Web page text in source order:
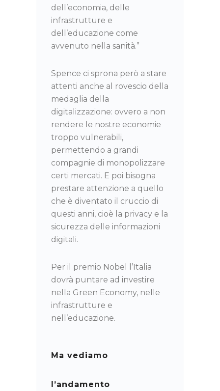
dell’economia, delle
infrastrutture e
dell’educazione come
avvenuto nella sanità.”
Spence ci sprona però a stare
attenti anche al rovescio della
medaglia della
digitalizzazione: ovvero a non
rendere le nostre economie
troppo vulnerabili,
permettendo a grandi
compagnie di monopolizzare
certi mercati. E poi bisogna
prestare attenzione a quello
che è diventato il cruccio di
questi anni, cioè la privacy e la
sicurezza delle informazioni
digitali.
Per il premio Nobel l’Italia
dovrà puntare ad investire
nella Green Economy, nelle
infrastrutture e
nell’educazione.
Ma vediamo
l’andamento